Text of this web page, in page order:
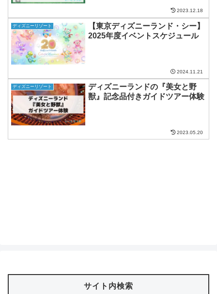
2023.12.18
ディズニーリゾート
【東京ディズニーランド・シー】
2025年度イベントスケジュール
2024.11.21
ディズニーリゾート
ディズニーランドの『美女と野
獣』記念品付きガイドツアー体験
2023.05.20
サイト内検索